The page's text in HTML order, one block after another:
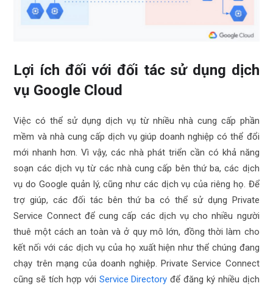
Lợi ích đối với đối tác sử dụng dịch
vụ Google Cloud
Việc có thể sử dụng dịch vụ từ nhiều nhà cung cấp phần
mềm và nhà cung cấp dịch vụ giúp doanh nghiệp có thể đổi
mới nhanh hơn. Vì vậy, các nhà phát triển cần có khả năng
soạn các dịch vụ từ các nhà cung cấp bên thứ ba, các dịch
vụ do Google quản lý, cũng như các dịch vụ của riêng họ. Để
trợ giúp, các đối tác bên thứ ba có thể sử dụng Private
Service Connect để cung cấp các dịch vụ cho nhiều người
thuê một cách an toàn và ở quy mô lớn, đồng thời làm cho
kết nối với các dịch vụ của họ xuất hiện như thể chúng đang
chạy trên mạng của doanh nghiệp. Private Service Connect
cũng sẽ tích hợp với Service Directory để đăng ký nhiều dịch